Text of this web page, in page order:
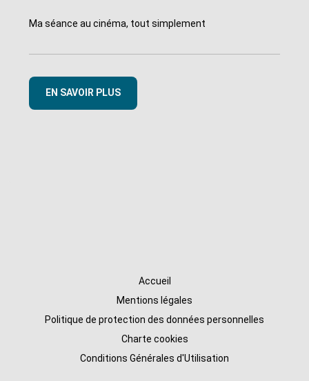
Ma séance au cinéma, tout simplement
EN SAVOIR PLUS
Accueil
Mentions légales
Politique de protection des données personnelles
Charte cookies
Conditions Générales d'Utilisation